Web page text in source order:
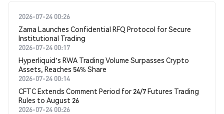
2026-07-24 00:26
Zama Launches Confidential RFQ Protocol for Secure
Institutional Trading
2026-07-24 00:17
Hyperliquid's RWA Trading Volume Surpasses Crypto
Assets, Reaches 54% Share
2026-07-24 00:14
CFTC Extends Comment Period for 24/7 Futures Trading
Rules to August 26
2026-07-24 00:26